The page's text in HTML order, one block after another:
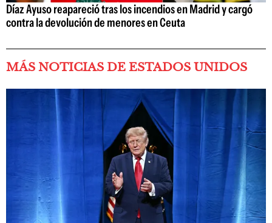
Díaz Ayuso reapareció tras los incendios en Madrid y cargó
contra la devolución de menores en Ceuta
MÁS NOTICIAS DE ESTADOS UNIDOS